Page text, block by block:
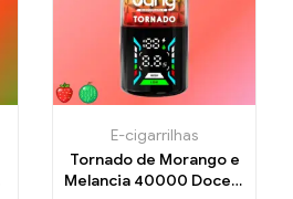
E-cigarrilhas
Tornado de Morango e
Melancia 40000 Doce e